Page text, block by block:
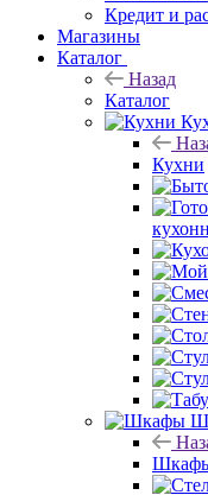
Кредит и
Магазины
Каталог
Назад
Каталог
Кухни